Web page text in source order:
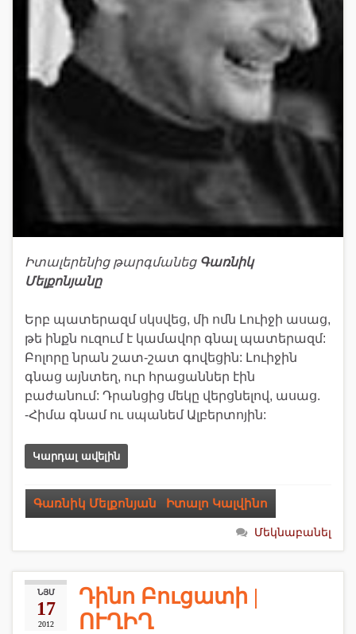
Իտալերենից թարգմանեց Գառնիկ
Մելքոնյանը
Երբ պատերազմ սկսվեց, մի ոմն Լուիջի ասաց,
թե ինքն ուզում է կամավոր գնալ պատերազմ:
Բոլորը նրան շատ-շատ գովեցին: Լուիջին
գնաց այնտեղ, ուր հրացաններ էին
բաժանում: Դրանցից մեկը վերցնելով, ասաց.
-Հիմա գնամ ու սպանեմ Ալբերտոյին:
Կարդալ ավելին
Գառնիկ Մելքոնյան Իտալո Կալվինո
Մեկնաբանել
ՆՅՄ
17
2012
Դինո Բուցատի |
ՈՒՂԻՂ